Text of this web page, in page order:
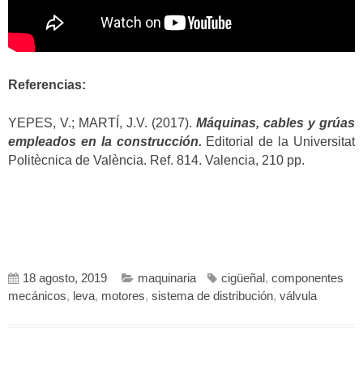
Referencias:
YEPES, V.; MARTÍ, J.V. (2017). Máquinas, cables y grúas
empleados en la construcción. Editorial de la Universitat
Politècnica de València. Ref. 814. Valencia, 210 pp.
18 agosto, 2019 maquinaria cigüeñal , componentes
mecánicos, leva, motores, sistema de distribución, válvula